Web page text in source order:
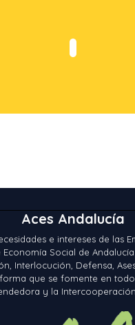
Aces Andalucía
e intereses de las
Economía Social de
Interlocución, Defensa,
que se fomente en
y la Intercooperación